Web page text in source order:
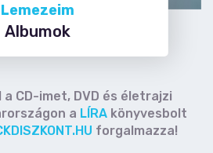
Lemezeim
Albumok
a CD-imet, DVD és életrajzi
a LÍRAkönyvesbolt
forgalmazza!